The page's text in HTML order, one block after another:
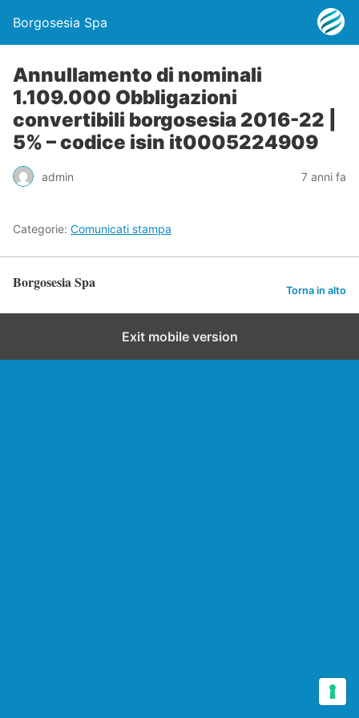
Borgosesia Spa
Annullamento di nominali
1.109.000 Obbligazioni
convertibili borgosesia 2016-22 |
5% – codice isin it0005224909
admin 7 anni fa
Categorie: Comunicati stampa
Borgosesia Spa Torna in alto
Exit mobile version